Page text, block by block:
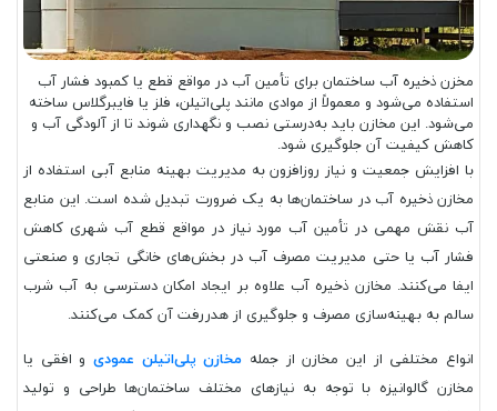
مخزن ذخیره آب ساختمان برای تأمین آب در مواقع قطع یا کمبود فشار آب
استفاده می‌شود و معمولاً از موادی مانند پلی‌اتیلن، فلز یا فایبرگلاس ساخته
می‌شود. این مخازن باید به‌درستی نصب و نگهداری شوند تا از آلودگی آب و
کاهش کیفیت آن جلوگیری شود.
با افزایش جمعیت و نیاز روزافزون به مدیریت بهینه منابع آبی استفاده از
مخازن ذخیره آب در ساختمان‌ها به یک ضرورت تبدیل شده است. این منابع
آب نقش مهمی در تأمین آب مورد نیاز در مواقع قطع آب شهری کاهش
فشار آب یا حتی مدیریت مصرف آب در بخش‌های خانگی تجاری و صنعتی
ایفا می‌کنند. مخازن ذخیره آب علاوه بر ایجاد امکان دسترسی به آب شرب
سالم به بهینه‌سازی مصرف و جلوگیری از هدررفت آن کمک می‌کنند.
انواع مختلفی از این مخازن از جمله مخازن پلی‌اتیلن عمودیو افقی یا
مخازن گالوانیزه با توجه به نیازهای مختلف ساختمان‌ها طراحی و تولید